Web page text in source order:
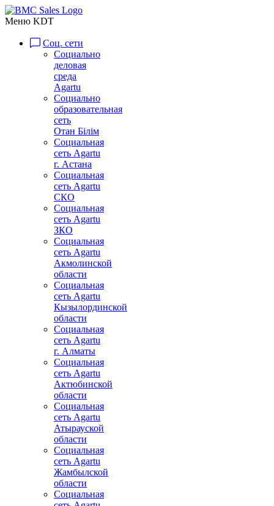
Меню KDT
Соц. сети
Социально
деловая
среда
Agartu
Социально
образовательная
сеть
Отан Бiлiм
Социальная
сеть Agartu
г. Астана
Социальная
сеть Agartu
СКО
Социальная
сеть Agartu
ЗКО
Социальная
сеть Agartu
Акмолинской
области
Социальная
сеть Agartu
Кызылординской
области
Социальная
сеть Agartu
г. Алматы
Социальная
сеть Agartu
Актюбинской
области
Социальная
сеть Agartu
Атырауской
области
Социальная
сеть Agartu
Жамбылской
области
Социальная